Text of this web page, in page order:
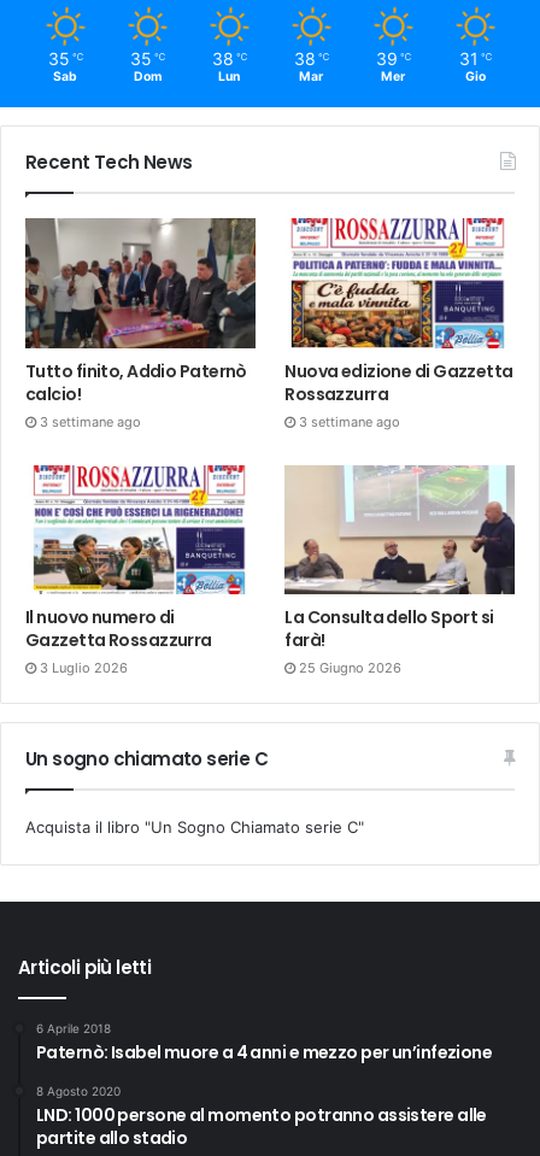
35 ℃
Sab
35 ℃
Dom
38 ℃
Lun
38 ℃
Mar
39 ℃
Mer
31 ℃
Gio
Recent Tech News
Tutto finito, Addio Paternò
calcio!
3 settimane ago
Nuova edizione di Gazzetta
Rossazzurra
3 settimane ago
Il nuovo numero di
Gazzetta Rossazzurra
3 Luglio 2026
La Consulta dello Sport si
farà!
25 Giugno 2026
Un sogno chiamato serie C
Acquista il libro "Un Sogno Chiamato serie C"
Articoli più letti
6 Aprile 2018
Paternò: Isabel muore a 4 anni e mezzo per un’infezione
8 Agosto 2020
LND: 1000 persone al momento potranno assistere alle
partite allo stadio